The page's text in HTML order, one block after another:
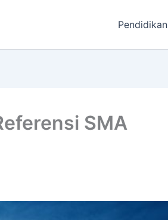
Pendidikan
SMA